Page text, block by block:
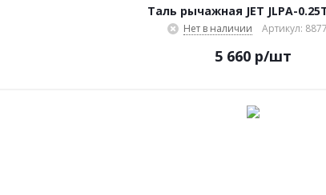
Таль рычажная JET JLPА-
Нет в наличии Артикул:
5 660 р/шт